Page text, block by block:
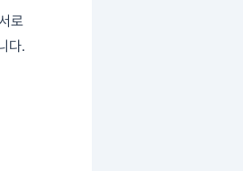
로
다.